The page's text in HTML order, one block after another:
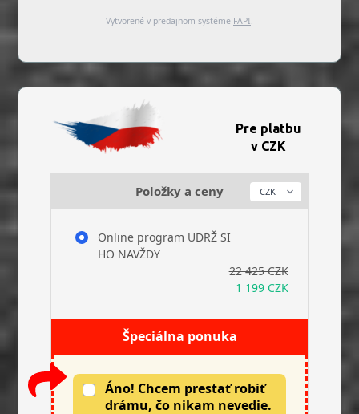
Vytvorené v predajnom systéme FAPI.
Pre platbu
v CZK
Položky a ceny
Online program UDRŽ SI
HO NAVŽDY
22 425 CZK
1 199 CZK
Špeciálna ponuka
Áno! Chcem prestať robiť
drámu, čo nikam nevedie.